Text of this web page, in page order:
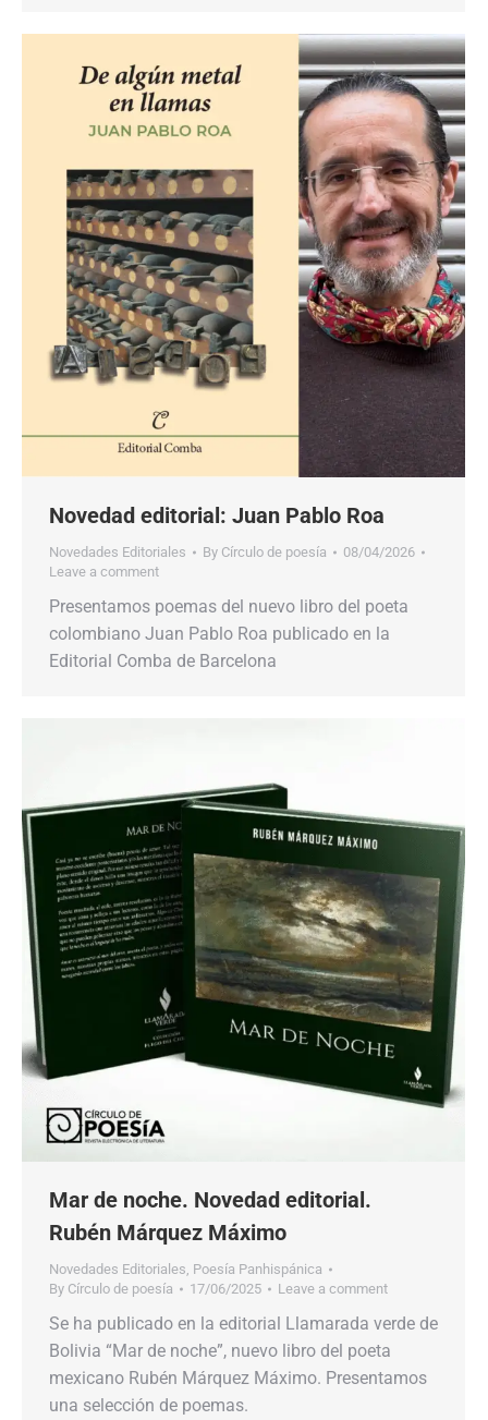
Novedad editorial: Juan Pablo Roa
Novedades Editoriales By Círculo de poesía
08/04/2026
Leave a comment
Presentamos poemas del nuevo libro del poeta
colombiano Juan Pablo Roa publicado en la
Editorial Comba de Barcelona
Mar de noche. Novedad editorial.
Rubén Márquez Máximo
Novedades Editoriales, Poesía Panhispánica
By Círculo de poesía 17/06/2025 Leave a comment
Se ha publicado en la editorial Llamarada verde de
Bolivia “Mar de noche”, nuevo libro del poeta
mexicano Rubén Márquez Máximo. Presentamos
una selección de poemas.